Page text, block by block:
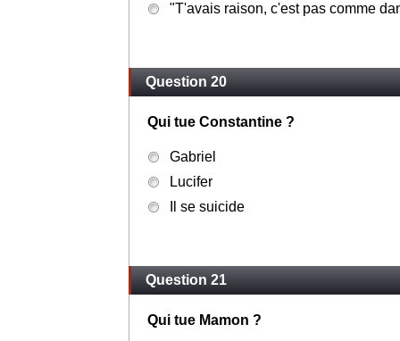
"T'avais raison, c'est pas comme
Question 20
Qui tue Constantine ?
Gabriel
Lucifer
Il se suicide
Question 21
Qui tue Mamon ?